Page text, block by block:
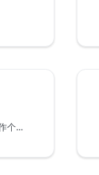
在单机上使用二进制文件部署kubernetes用作个人开发测试